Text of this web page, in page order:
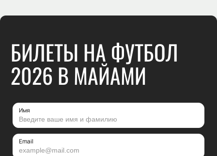
БИЛЕТЫ НА ФУТБОЛ
2026 В МАЙАМИ
Имя
Email